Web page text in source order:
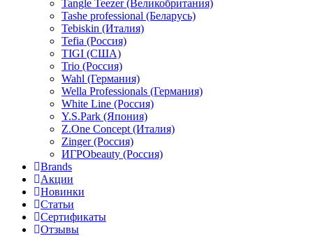
Tangle Teezer (Великобритания)
Tashe professional (Беларусь)
Tebiskin (Италия)
Tefia (Россия)
TIGI (США)
Trio (Россия)
Wahl (Германия)
Wella Professionals (Германия)
White Line (Россия)
Y.S.Park (Япония)
Z.One Concept (Италия)
Zinger (Россия)
ИГРОbeauty (Россия)
Brands
Акции
Новинки
Статьи
Сертификаты
Отзывы